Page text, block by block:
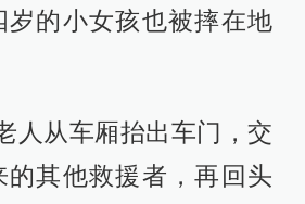
岁的小女孩也被摔在地
从车厢抬出车门，交
的其他救援者，再回头